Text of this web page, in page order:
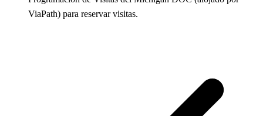
ViaPath) para reservar visitas.